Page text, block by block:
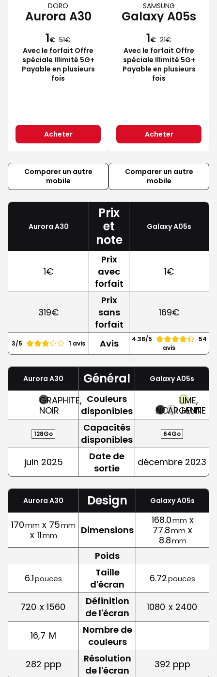
DORO
Aurora A30
1€ 51
Avec le forfait Offre
spéciale Illimité 5G+
Payable en plusieurs
fois
Acheter
SAMSUNG
Galaxy A05s
1€ 21
Avec le forfait Offre
spéciale Illimité 5G+
Payable en plusieurs
fois
Acheter
Comparer un autre
mobile
Comparer un autre
mobile
Aurora A30
Prix
et
note
Galaxy A05s
1€
Prix
avec
forfait
1€
319€
Prix
sans
forfait
169€
3/5 1 avis Avis 4.38/5
54
avis
Aurora A30 Général Galaxy A05s
GRAPHITE,
NOIR
Couleurs
disponibles
NOIRARGENT
LIME,
JAUNE
128Go
Capacités
disponibles
64Go
juin 2025
Date de
sortie
décembre 2023
Aurora A30 Design Galaxy A05s
170mm x 75mm
x 11mm Dimensions
168.0mm x
77.8mm x
8.8mm
Poids
6.1pouces
Taille
d'écran
6.72pouces
720 x 1560
Définition
de l'écran
1080 x 2400
16,7 M
Nombre de
couleurs
282 ppp
Résolution
de l'écran
392 ppp